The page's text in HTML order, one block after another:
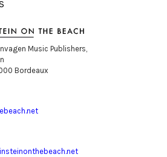
Music Publishers,
Bordeaux